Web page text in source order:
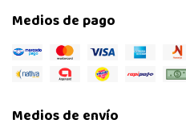
Medios de pago
Medios de envío